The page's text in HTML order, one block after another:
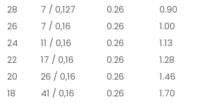
28 7 / 0,127 0.26 0.90
26 7 / 0,16 0.26 1.00
24 11 / 0,16 0.26 1.13
22 17 / 0,16 0.26 1.28
20 26 / 0,16 0.26 1.46
18 41 / 0,16 0.26 1.70